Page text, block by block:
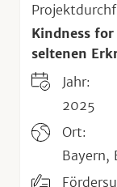
Kindness
seltenen
Jahr:
2025
Ort:
Bayern,